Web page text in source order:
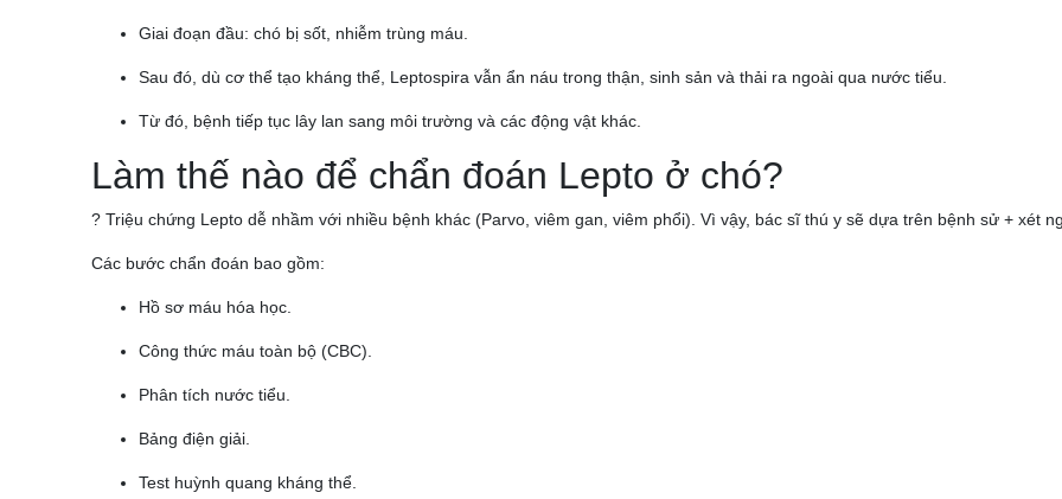
Giai đoạn đầu: chó bị sốt, nhiễm trùng máu.
Sau đó, dù cơ thể tạo kháng thể, Leptospira vẫn ẩn náu trong thận, sinh sản và thải ra ngoài qua nước tiểu.
Từ đó, bệnh tiếp tục lây lan sang môi trường và các động vật khác.
Làm thế nào để chẩn đoán Lepto ở chó?
? Triệu chứng Lepto dễ nhầm với nhiều bệnh khác (Parvo, viêm gan, viêm phổi). Vì vậy, bác sĩ thú y sẽ dựa trên bệnh sử + xét
Các bước chẩn đoán bao gồm:
Hồ sơ máu hóa học.
Công thức máu toàn bộ (CBC).
Phân tích nước tiểu.
Bảng điện giải.
Test huỳnh quang kháng thể.